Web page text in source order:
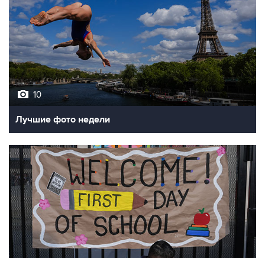
10
Лучшие фото недели